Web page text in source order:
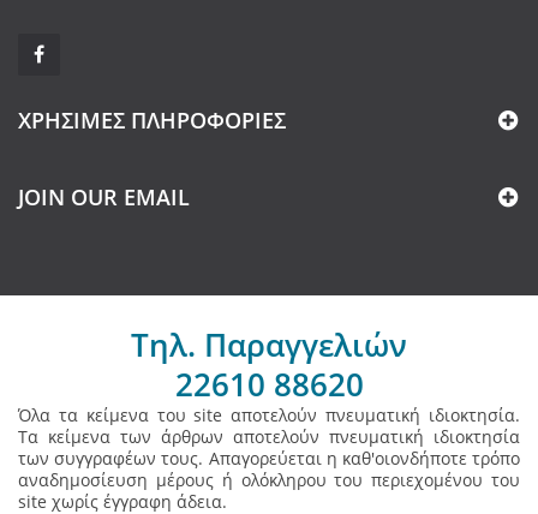
ΧΡΉΣΙΜΕΣ ΠΛΗΡΟΦΟΡΊΕΣ
JOIN OUR EMAIL
Τηλ. Παραγγελιών
22610 88620
Όλα τα κείμενα του site αποτελούν πνευματική ιδιοκτησία.
Τα κείμενα των άρθρων αποτελούν πνευματική ιδιοκτησία
των συγγραφέων τους. Απαγορεύεται η καθ'οιονδήποτε τρόπο
αναδημοσίευση μέρους ή ολόκληρου του περιεχομένου του
site χωρίς έγγραφη άδεια.